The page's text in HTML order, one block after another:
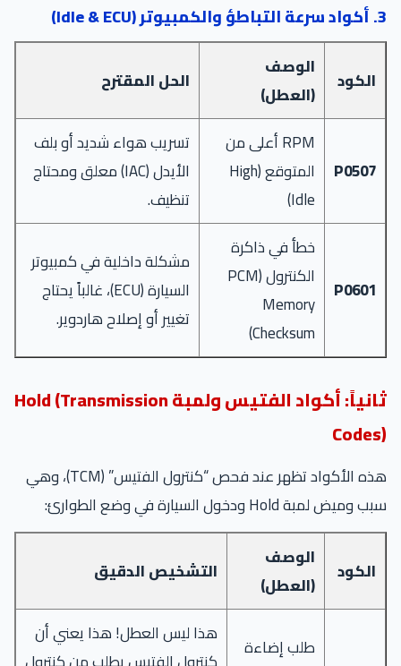
3. أكواد سرعة التباطؤ والكمبيوتر (Idle & ECU)
الكود
الوصف
(العطل)
الحل المقترح
P0507
RPM أعلى من
المتوقع (High
Idle)
تسريب هواء شديد أو بلف
الأيدل (IAC) معلق ومحتاج
تنظيف.
P0601
خطأ في ذاكرة
الكنترول (PCM
Memory
Checksum)
مشكلة داخلية في كمبيوتر
السيارة (ECU)، غالباً يحتاج
تغيير أو إصلاح هاردوير.
ثانياً: أكواد الفتيس ولمبة Hold (Transmission
Codes)
هذه الأكواد تظهر عند فحص “كنترول الفتيس” (TCM)، وهي
سبب وميض لمبة Hold ودخول السيارة في وضع الطوارئ:
الكود
الوصف
(العطل)
التشخيص الدقيق
طلب إضاءة
هذا ليس العطل! هذا يعني أن